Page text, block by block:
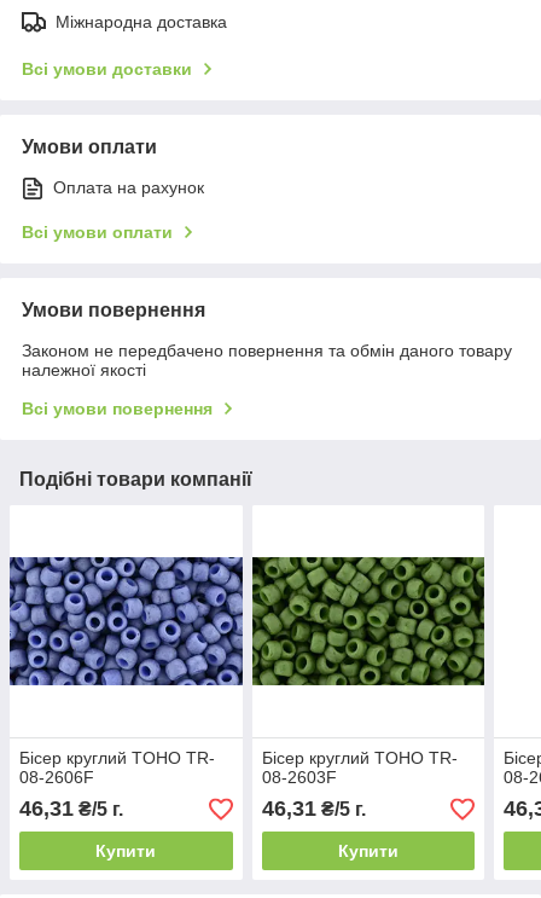
Міжнародна доставка
Всі умови доставки
Умови оплати
Оплата на рахунок
Всі умови оплати
Умови повернення
Законом не передбачено повернення та обмін даного товару
належної якості
Всі умови повернення
Подібні товари компанії
Бісер круглий TOHO TR-
08-2606F
46,31 ₴/5 г.
Купити
Бісер круглий TOHO TR-
08-2603F
46,31₴/5 г.
Купити
08-